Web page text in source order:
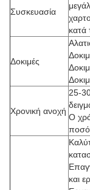
Συσκευασία
κατά
Δοκιμές
Χρονική ανοχή
25-
Ο
και